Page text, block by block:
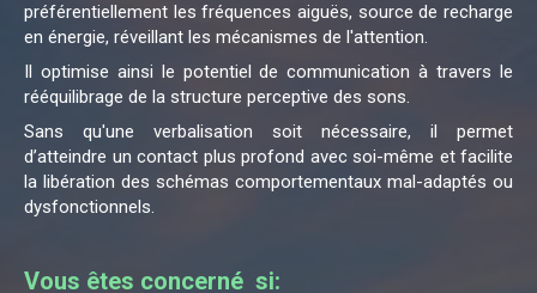
préférentiellement les fréquences aiguës, source de recharge
en énergie, réveillant les mécanismes de l'attention.
Il optimise ainsi le potentiel de communication à travers le
rééquilibrage de la structure perceptive des sons.
Sans qu'une verbalisation soit nécessaire, il permet
d’atteindre un contact plus profond avec soi-même et facilite
la libération des schémas comportementaux mal-adaptés ou
dysfonctionnels.
Vous êtes concerné si: